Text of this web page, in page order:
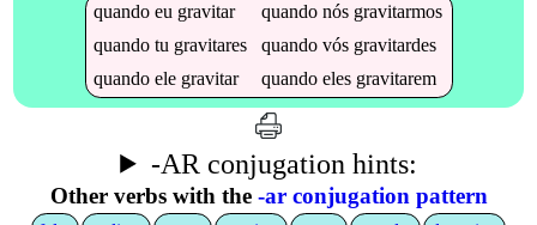
quandoeu gravitar quandonós gravitarmos
quandotu gravitares quandovós gravitardes
quandoele gravitar quandoeles gravitarem
-AR conjugation hints:
Other verbs with the -ar conjugation pattern